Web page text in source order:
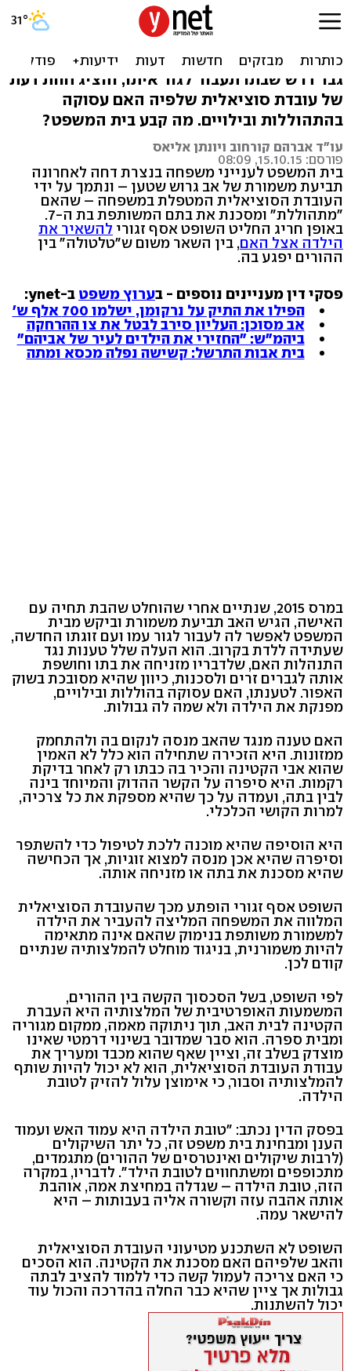
אב דרש משמורת על הבת כי
"אמה מתהוללת"
גבר דרש שבתו תעבור לגור איתו, והציג חוות דעת
של עובדת סוציאלית שלפיה האם עסוקה
בהתהוללות ובילויים. מה קבע בית המשפט?
עו"ד אברהם קורחוב ויונתן אליאס
פורסם: 15.10.15, 08:09
בית המשפט לענייני משפחה בנצרת דחה לאחרונה
תביעת משמורת של אב גרוש שטען – ונתמך על ידי
העובדת הסוציאלית המטפלת במשפחה – שהאם
"מתהוללת" ומסכנת את בתם המשותפת בת ה-7.
באופן חריג החליט השופט אסף זגורי להשאיר את
הילדה אצל האם, בין השאר משום ש"טלטולה" בין
ההורים יפגע בה.
פסקי דין מעניינים נוספים - בערוץ משפט ב-ynet:
הפילו את התיק על נרקומן, ישלמו 700 אלף ש'
אב מסוכן: העליון סירב לבטל את צו ההרחקה
ביהמ"ש: "החזירי את הילדים לעיר של אביהם"
בית אבות התרשל: קשישה נפלה מכסא ומתה
במרס 2015, שנתיים אחרי שהוחלט שהבת תחיה עם
האישה, הגיש האב תביעת משמורת וביקש מבית
המשפט לאפשר לה לעבור לגור עמו ועם זוגתו החדשה,
שעתידה ללדת בקרוב. הוא העלה שלל טענות נגד
התנהלות האם, שלדבריו מזניחה את בתו וחושפת
אותה לגברים זרים ולסכנות, כיוון שהיא מסובכת בשוק
האפור. לטענתו, האם עסוקה בהוללות ובילויים,
מפנקת את הילדה ולא שמה לה גבולות.
האם טענה מנגד שהאב מנסה לנקום בה ולהתחמק
ממזונות. היא הזכירה שתחילה הוא כלל לא האמין
שהוא אבי הקטינה והכיר בה כבתו רק לאחר בדיקת
רקמות. היא סיפרה על הקשר ההדוק והמיוחד בינה
לבין בתה, ועמדה על כך שהיא מספקת את כל צרכיה,
למרות הקושי הכלכלי.
היא הוסיפה שהיא מוכנה ללכת לטיפול כדי להשתפר
וסיפרה שהיא אכן מנסה למצוא זוגיות, אך הכחישה
שהיא מסכנת את בתה או מזניחה אותה.
השופט אסף זגורי הופתע מכך שהעובדת הסוציאלית
המלווה את המשפחה המליצה להעביר את הילדה
למשמורת משותפת בנימוק שהאם אינה מתאימה
להיות משמורנית, בניגוד מוחלט להמלצותיה שנתיים
קודם לכן.
לפי השופט, בשל הסכסוך הקשה בין ההורים,
המשמעות האופרטיבית של המלצותיה היא העברת
הקטינה לבית האב, תוך ניתוקה מאמה, ממקום מגוריה
ומבית ספרה. הוא סבר שמדובר בשינוי דרמטי שאינו
מוצדק בשלב זה, וציין שאף שהוא מכבד ומעריך את
עבודת העובדת הסוציאלית, הוא לא יכול להיות שותף
להמלצותיה וסבור, כי אימוצן עלול להזיק לטובת
הילדה.
בפסק הדין נכתב: "טובת הילדה היא עמוד האש ועמוד
הענן ומבחינת בית משפט זה, כל יתר השיקולים
(לרבות שיקולים ואינטרסים של ההורים) מתגמדים,
מתכופפים ומשתחווים לטובת הילד". לדבריו, במקרה
הזה, טובת הילדה – שגדלה במחיצת אמה, אוהבת
אותה אהבה עזה וקשורה אליה בעבותות – היא
להישאר עמה.
השופט לא השתכנע מטיעוני העובדת הסוציאלית
והאב שלפיהם האם מסכנת את הקטינה. הוא הסכים
כי האם צריכה לעמול קשה כדי ללמוד להציב לבתה
גבולות אך ציין שהיא כבר החלה בהדרכה והכול עוד
יכול להשתנות.